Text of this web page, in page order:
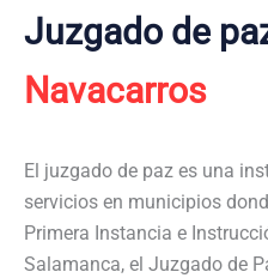
Juzgado de
Navacarros
El juzgado de paz es una
servicios en municipios
Primera Instancia e
Salamanca, el Juzgado de